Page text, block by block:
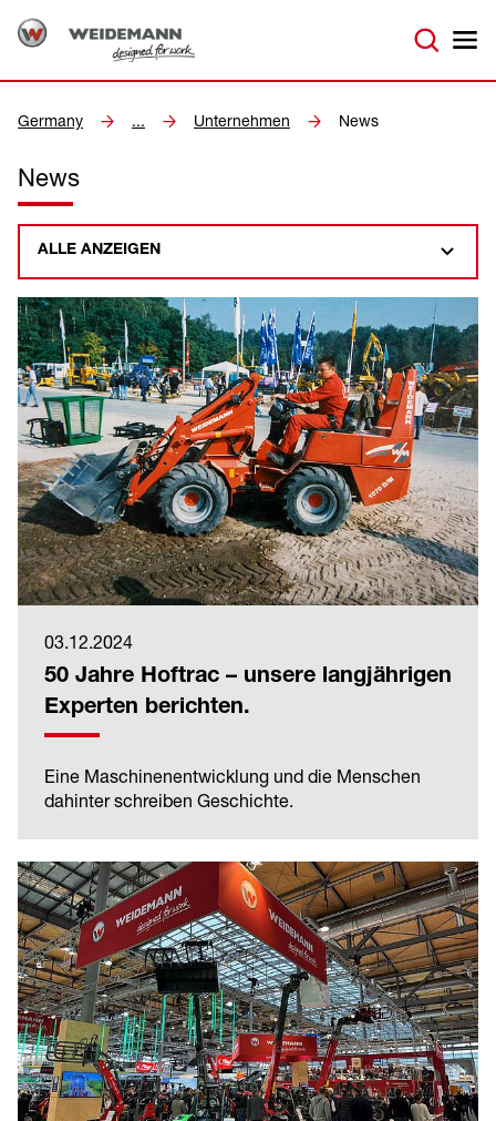
Germany ... Unternehmen News
News
ALLE ANZEIGEN
03.12.2024
50 Jahre Hoftrac – unsere langjährigen
Experten berichten.
Eine Maschinenentwicklung und die Menschen
dahinter schreiben Geschichte.